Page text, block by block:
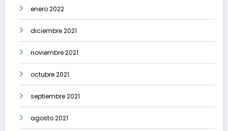
enero 2022
diciembre 2021
noviembre 2021
octubre 2021
septiembre 2021
agosto 2021